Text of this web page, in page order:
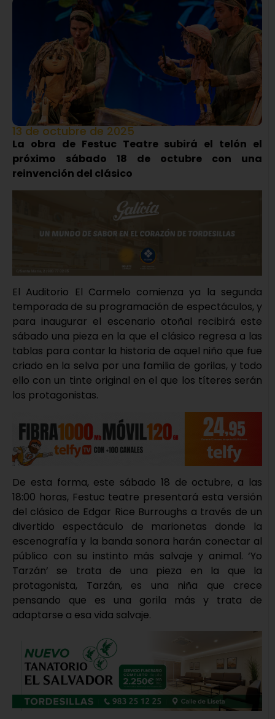
13 de octubre de 2025
La obra de Festuc Teatre subirá el telón el
próximo sábado 18 de octubre con una
reinvención del clásico
El Auditorio El Carmelo comienza ya la segunda
temporada de su programación de espectáculos, y
para inaugurar el escenario otoñal recibirá este
sábado una pieza en la que el clásico regresa a las
tablas para contar la historia de aquel niño que fue
criado en la selva por una familia de gorilas, y todo
ello con un tinte original en el que los títeres serán
los protagonistas.
De esta forma, este sábado 18 de octubre, a las
18:00 horas, Festuc teatre presentará esta versión
del clásico de Edgar Rice Burroughs a través de un
divertido espectáculo de marionetas donde la
escenografía y la banda sonora harán conectar al
público con su instinto más salvaje y animal. ‘Yo
Tarzán’ se trata de una pieza en la que la
protagonista, Tarzán, es una niña que crece
pensando que es una gorila más y trata de
adaptarse a esa vida salvaje.